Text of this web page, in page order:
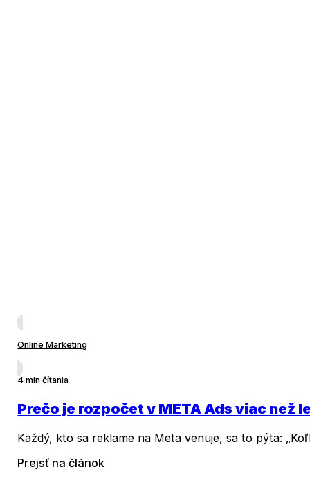
Online Marketing
4 min čítania
Prečo je rozpočet v META Ads viac než
Každý, kto sa reklame na Meta venuje, sa to pýta:
Prejsť na článok